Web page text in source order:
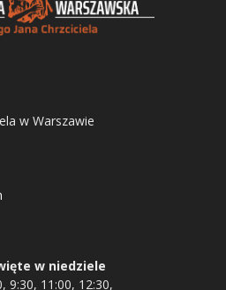
w Warszawie
w niedziele
9:30, 11:00, 12:30,